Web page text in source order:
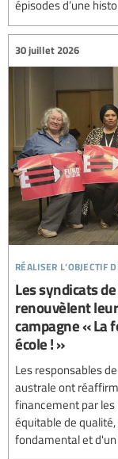
épisodes d’une
réaliser l’objectif
30 juillet 2026
Les syndicats
renouvèlent
campagne « La
école ! »
Les responsables
australe ont
financement par les
équitable de qualité,
fondamental et